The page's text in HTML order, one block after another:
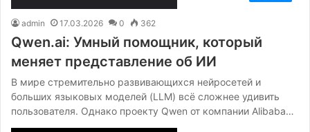
admin 17.03.2026 0 362
Qwen.ai: Умный помощник, который
меняет представление об ИИ
В мире стремительно развивающихся нейросетей и
больших языковых моделей (LLM) всё сложнее удивить
пользователя. Однако проекту Qwen от компании Alibaba…